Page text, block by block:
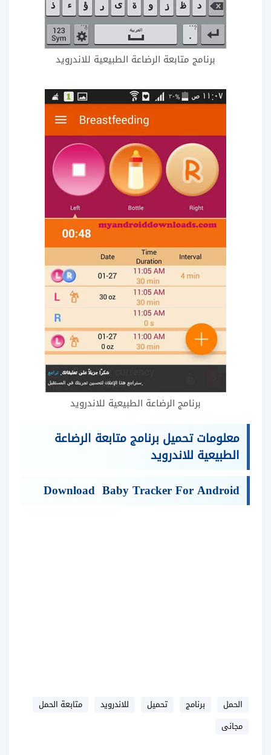
برنامج متابعة الرضاعة الطبيعية للاندرويد
برنامج الرضاعة الطبيعية للاندرويد
معلومات تحميل برنامج متابعة الرضاعة
الطبيعية للاندرويد
Download Baby Tracker For Android
الحمل برنامج تحميل للاندرويد
متابعة الحمل
مجانى